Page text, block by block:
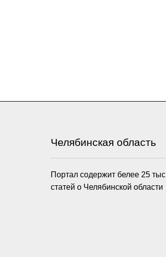
Челябинская область
Портал содержит белее 25 тыс
статей о Челябинской области